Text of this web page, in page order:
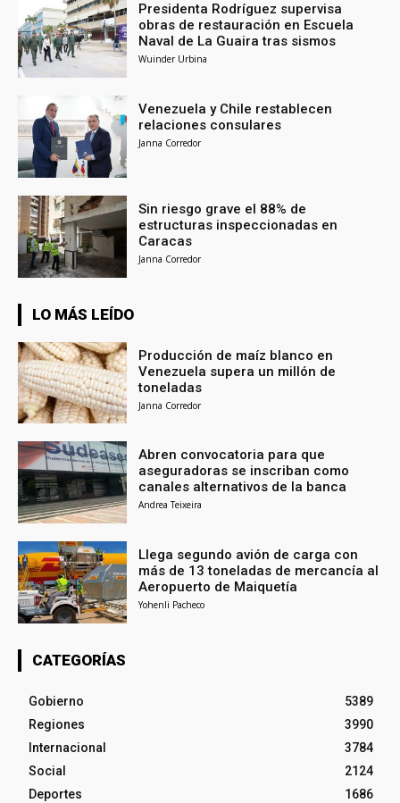
Presidenta Rodríguez supervisa
obras de restauración en Escuela
Naval de La Guaira tras sismos
Wuinder Urbina
Venezuela y Chile restablecen
relaciones consulares
Janna Corredor
Sin riesgo grave el 88% de
estructuras inspeccionadas en
Caracas
Janna Corredor
LO MÁS LEÍDO
Producción de maíz blanco en
Venezuela supera un millón de
toneladas
Janna Corredor
Abren convocatoria para que
aseguradoras se inscriban como
canales alternativos de la banca
Andrea Teixeira
Llega segundo avión de carga con
más de 13 toneladas de mercancía al
Aeropuerto de Maiquetía
Yohenli Pacheco
CATEGORÍAS
Gobierno
5389
Regiones
3990
Internacional
3784
Social
2124
Deportes
1686